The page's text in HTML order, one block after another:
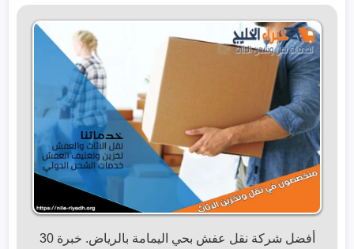
أفضل شركة نقل عفش بحي اليمامة بالرياض. خبرة 30